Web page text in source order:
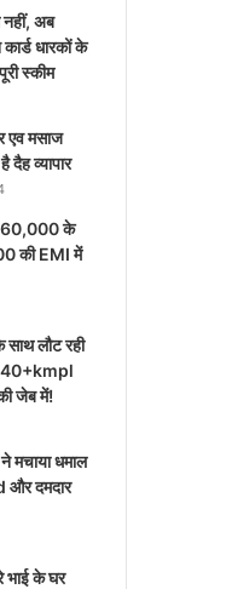
नहीं, अब
धारकों के
स्कीम
एव मसाज
दैह व्यापार
के
की EMI में
लौट रही
40+kmpl
जेब में!
मचाया धमाल
दमदार
भाई के घर